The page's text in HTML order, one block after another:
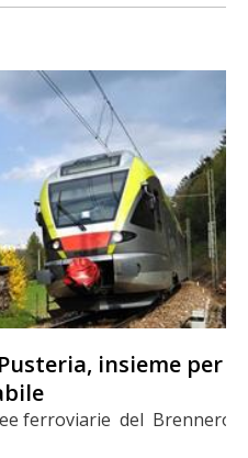
insieme per
ferroviarie del Brennero